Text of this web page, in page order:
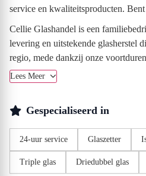
service en kwaliteitsproducten.
Cellie Glashandel is een
levering en uitstekende glasherstel
regio, mede dankzij onze
Lees Meer
Gespecialiseerd in
24-uur service Glaszetter
Triple glas Driedubbel glas